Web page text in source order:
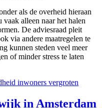
als de overheid hieraan
vaak alleen naar het halen
De adviesraad pleit
via andere maatregelen te
kunnen steden veel meer
of minder stress te laten
inwoners vergroten
in Amsterdam